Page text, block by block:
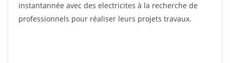
instantannée avec des electricites à la recherche de
professionnels pour réaliser leurs projets travaux.